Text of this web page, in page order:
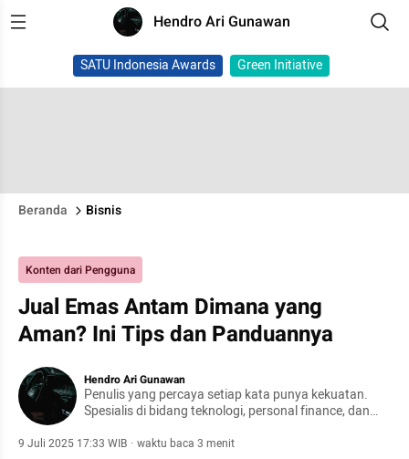
Hendro Ari Gunawan
SATU Indonesia Awards Green Initiative
Beranda Bisnis
Konten dari Pengguna
Jual Emas Antam Dimana yang
Aman? Ini Tips dan Panduannya
Hendro Ari Gunawan
Penulis yang percaya setiap kata punya kekuatan.
Spesialis di bidang teknologi, personal finance, dan
9 Juli 2025 17:33 WIB · waktu baca 3 menit